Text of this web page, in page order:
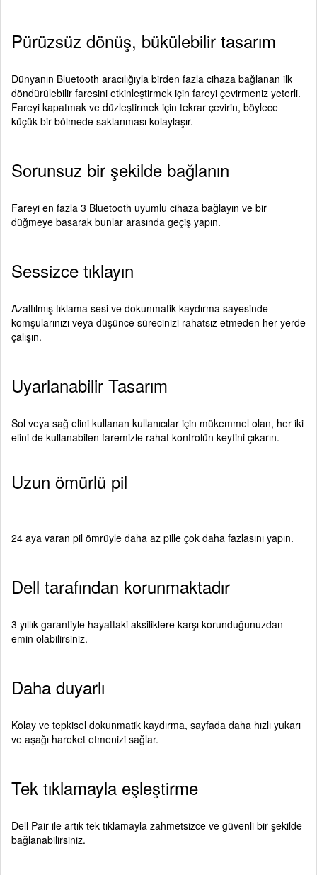
Pürüzsüz dönüş, bükülebilir tasarım
Dünyanın Bluetooth aracılığıyla birden fazla cihaza bağlanan ilk
döndürülebilir faresini etkinleştirmek için fareyi çevirmeniz yeterli.
Fareyi kapatmak ve düzleştirmek için tekrar çevirin, böylece
küçük bir bölmede saklanması kolaylaşır.
Sorunsuz bir şekilde bağlanın
Fareyi en fazla 3 Bluetooth uyumlu cihaza bağlayın ve bir
düğmeye basarak bunlar arasında geçiş yapın.
Sessizce tıklayın
Azaltılmış tıklama sesi ve dokunmatik kaydırma sayesinde
komşularınızı veya düşünce sürecinizi rahatsız etmeden her yerde
çalışın.
Uyarlanabilir Tasarım
Sol veya sağ elini kullanan kullanıcılar için mükemmel olan, her iki
elini de kullanabilen faremizle rahat kontrolün keyfini çıkarın.
Uzun ömürlü pil
24 aya varan pil ömrüyle daha az pille çok daha fazlasını yapın.
Dell tarafından korunmaktadır
3 yıllık garantiyle hayattaki aksiliklere karşı korunduğunuzdan
emin olabilirsiniz.
Daha duyarlı
Kolay ve tepkisel dokunmatik kaydırma, sayfada daha hızlı yukarı
ve aşağı hareket etmenizi sağlar.
Tek tıklamayla eşleştirme
Dell Pair ile artık tek tıklamayla zahmetsizce ve güvenli bir şekilde
bağlanabilirsiniz.